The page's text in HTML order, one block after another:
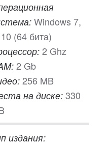
Windows 7,
(64 бита)
2 Ghz
2 Gb
256 MB
на диске: 330
издания: